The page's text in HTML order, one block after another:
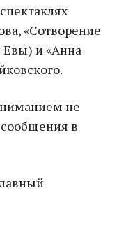
«Сотворение
Евы) и «Анна
не
сообщения в